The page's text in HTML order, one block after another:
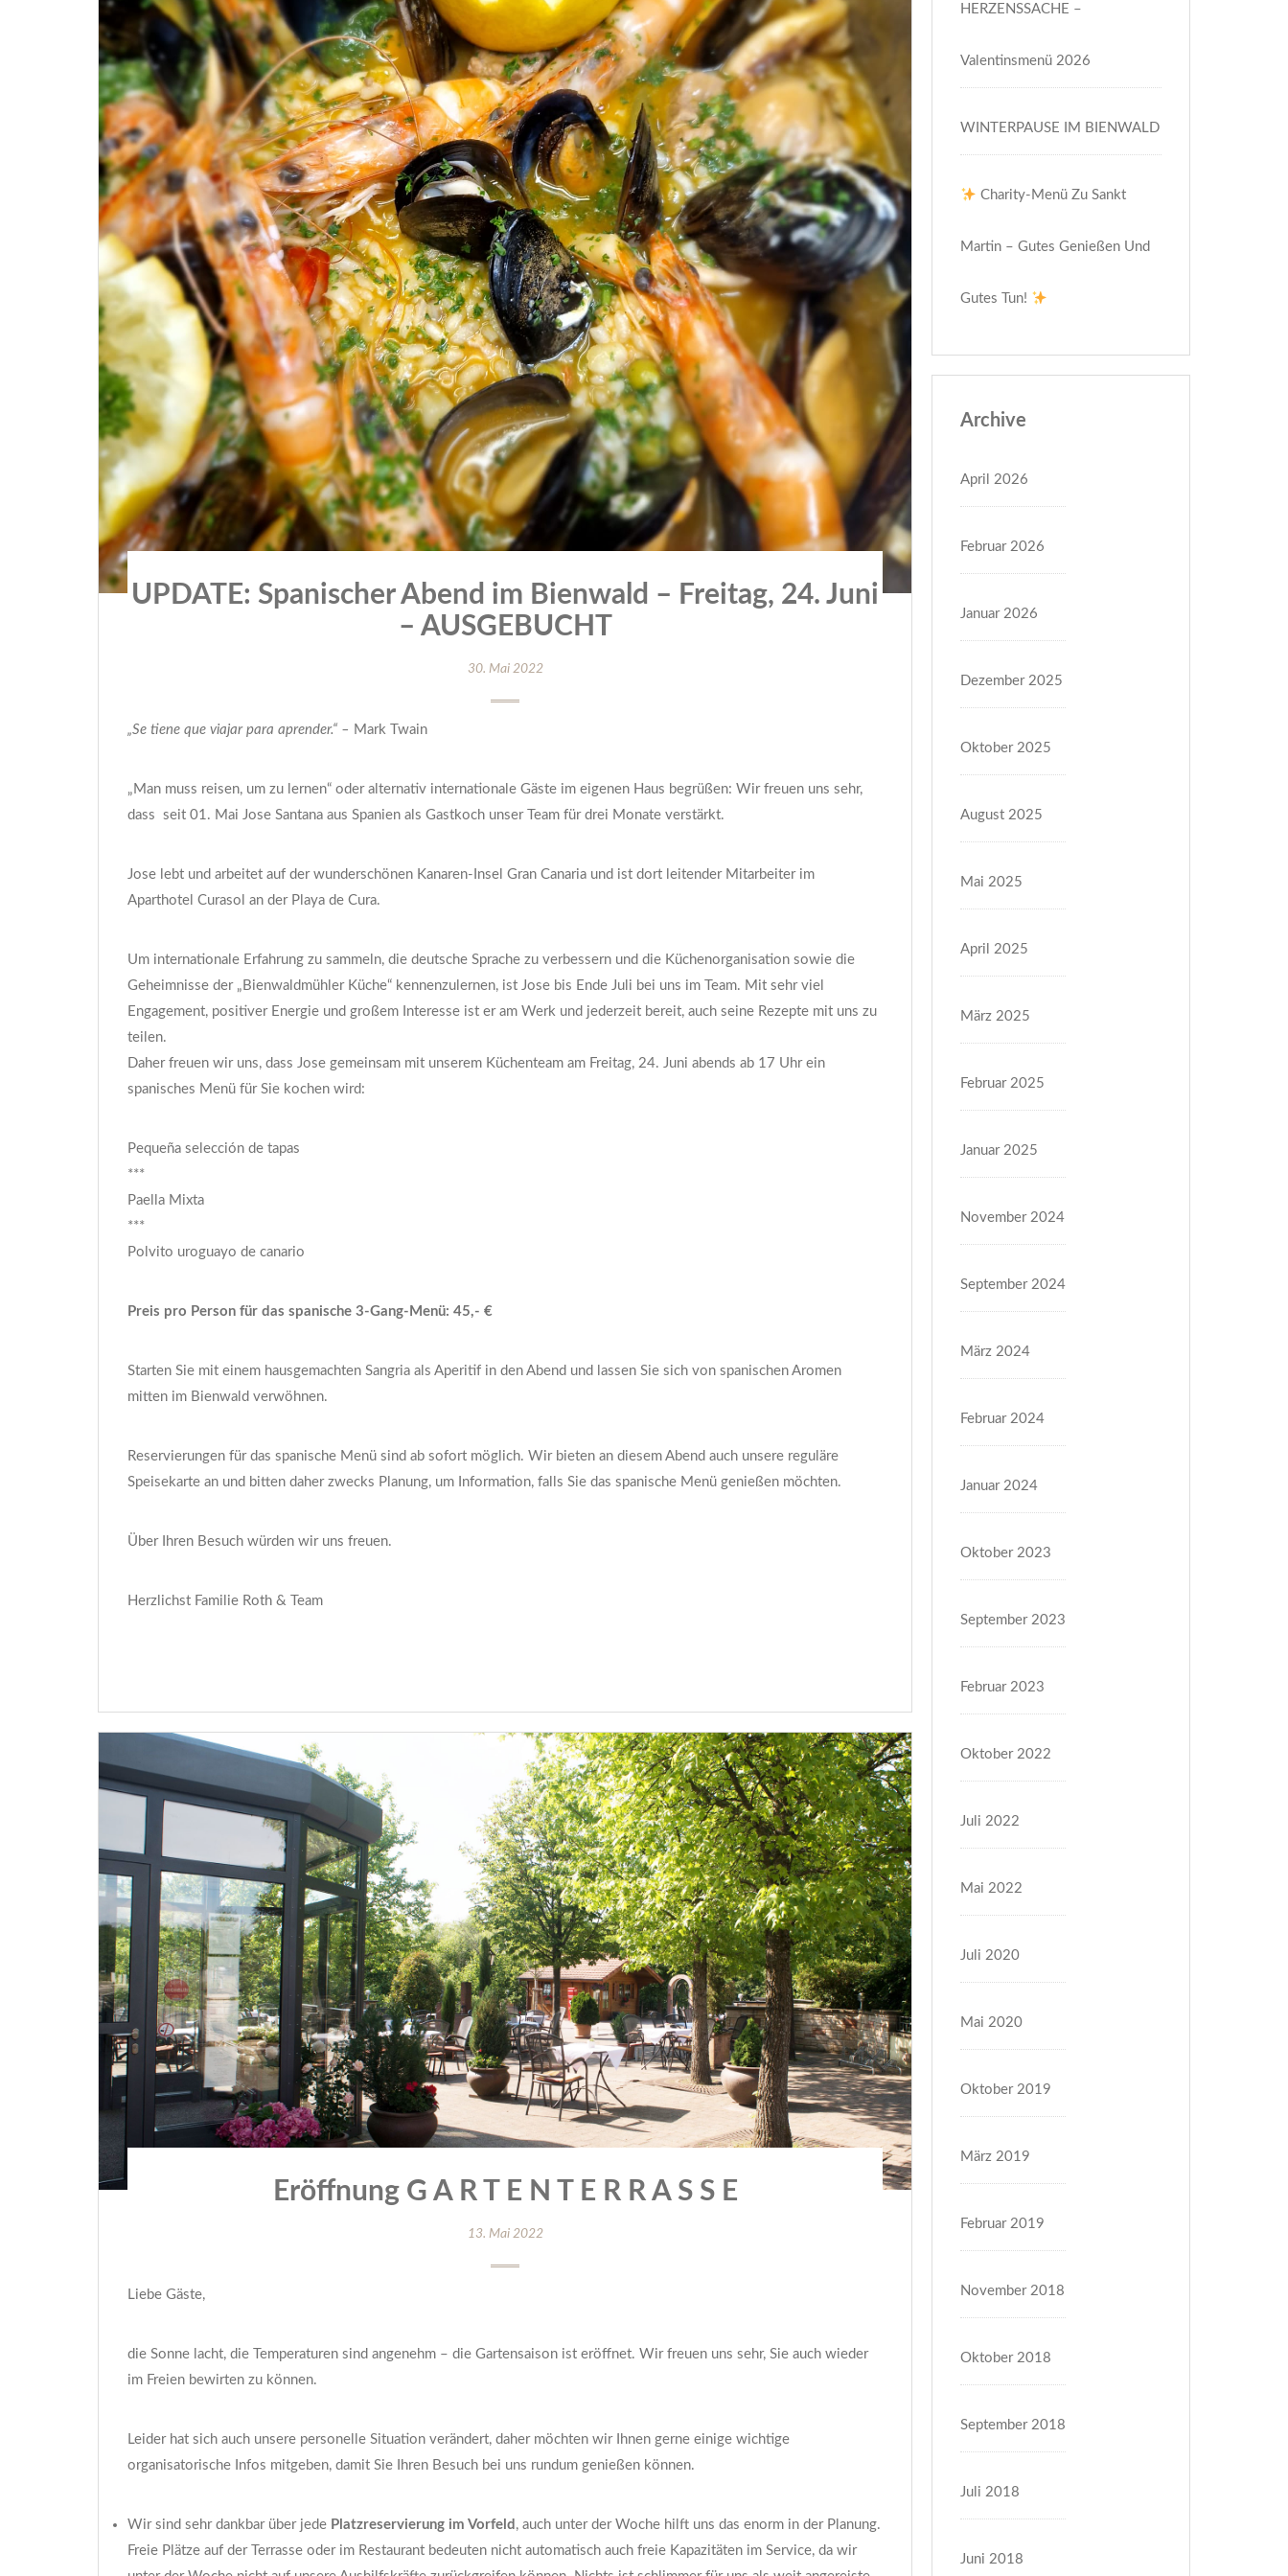
UPDATE: Spanischer Abend im Bienwald – Freitag, 24. Juni
– AUSGEBUCHT
30. Mai 2022
„Se tiene que viajar para aprender.“ – Mark Twain
„Man muss reisen, um zu lernen“ oder alternativ internationale Gäste im eigenen Haus begrüßen: Wir freuen uns sehr,
dass seit 01. Mai Jose Santana aus Spanien als Gastkoch unser Team für drei Monate verstärkt.
Jose lebt und arbeitet auf der wunderschönen Kanaren-Insel Gran Canaria und ist dort leitender Mitarbeiter im
Aparthotel Curasol an der Playa de Cura.
Um internationale Erfahrung zu sammeln, die deutsche Sprache zu verbessern und die Küchenorganisation sowie die
Geheimnisse der „Bienwaldmühler Küche“ kennenzulernen, ist Jose bis Ende Juli bei uns im Team. Mit sehr viel
Engagement, positiver Energie und großem Interesse ist er am Werk und jederzeit bereit, auch seine Rezepte mit uns zu
teilen.
Daher freuen wir uns, dass Jose gemeinsam mit unserem Küchenteam am Freitag, 24. Juni abends ab 17 Uhr ein
spanisches Menü für Sie kochen wird:
Pequeña selección de tapas
***
Paella Mixta
***
Polvito uroguayo de canario
Preis pro Person für das spanische 3-Gang-Menü: 45,- €
Starten Sie mit einem hausgemachten Sangria als Aperitif in den Abend und lassen Sie sich von spanischen Aromen
mitten im Bienwald verwöhnen.
Reservierungen für das spanische Menü sind ab sofort möglich. Wir bieten an diesem Abend auch unsere reguläre
Speisekarte an und bitten daher zwecks Planung, um Information, falls Sie das spanische Menü genießen möchten.
Über Ihren Besuch würden wir uns freuen.
Herzlichst Familie Roth & Team
Eröffnung G A R T E N T E R R A S S E
13. Mai 2022
Liebe Gäste,
die Sonne lacht, die Temperaturen sind angenehm – die Gartensaison ist eröffnet. Wir freuen uns sehr, Sie auch wieder
im Freien bewirten zu können.
Leider hat sich auch unsere personelle Situation verändert, daher möchten wir Ihnen gerne einige wichtige
organisatorische Infos mitgeben, damit Sie Ihren Besuch bei uns rundum genießen können.
Wir sind sehr dankbar über jede Platzreservierung im Vorfeld , auch unter der Woche hilft uns das enorm in der Planung.
Freie Plätze auf der Terrasse oder im Restaurant bedeuten nicht automatisch auch freie Kapazitäten im Service, da wir
HERZENSSACHE –
Valentinsmenü 2026
WINTERPAUSE IM BIENWALD
Charity-Menü Zu Sankt
Martin – Gutes Genießen Und
Gutes Tun!
Archive
April 2026
Februar 2026
Januar 2026
Dezember 2025
Oktober 2025
August 2025
Mai 2025
April 2025
März 2025
Februar 2025
Januar 2025
November 2024
September 2024
März 2024
Februar 2024
Januar 2024
Oktober 2023
September 2023
Februar 2023
Oktober 2022
Juli 2022
Mai 2022
Juli 2020
Mai 2020
Oktober 2019
März 2019
Februar 2019
November 2018
Oktober 2018
September 2018
Juli 2018
Juni 2018